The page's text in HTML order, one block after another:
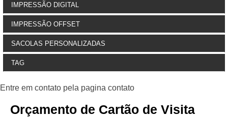
IMPRESSÃO DIGITAL
IMPRESSÃO OFFSET
SACOLAS PERSONALIZADAS
TAG
Orçamento de Cartão de Visita